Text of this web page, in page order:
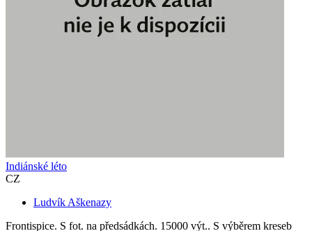
Indiánské léto
CZ
Ludvík Aškenazy
Frontispice. S fot. na předsádkách. 15000 výt.. S výběrem kreseb